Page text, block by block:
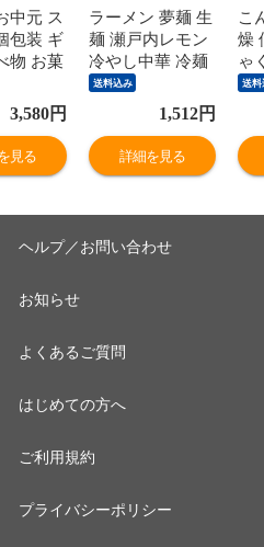
中元 ス
包装 ギ
物 お菓
溶けな
クリー
ス バ
ツ 溶け
ス 葛キ
葛キャ
くず イ
え アイ
ち葛バ
3,580円
見る
ラーメン 夢麺 生
麺 瀬戸内レモン
冷やし中華 冷麺
レモンスープ ご
当地ラーメン ス
ープ 生ラーメン
4食セット 生ラ
ーメン 熟成生麺
業務用 中華麺 ら
あめん らーめん
中華そば お取り
送料込み
1,512円
詳細を見る
こ
燥
ゃ
食
気
制
送料
ヘルプ／お問い合わせ
お知らせ
よくあるご質問
はじめての方へ
ご利用規約
プライバシーポリシー